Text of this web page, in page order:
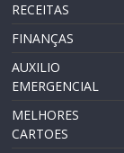
RECEITAS
FINANÇAS
AUXILIO
EMERGENCIAL
MELHORES
CARTOES